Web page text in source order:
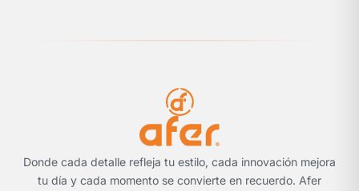
Donde cada detalle refleja tu estilo, cada innovación mejora
tu día y cada momento se convierte en recuerdo. Afer